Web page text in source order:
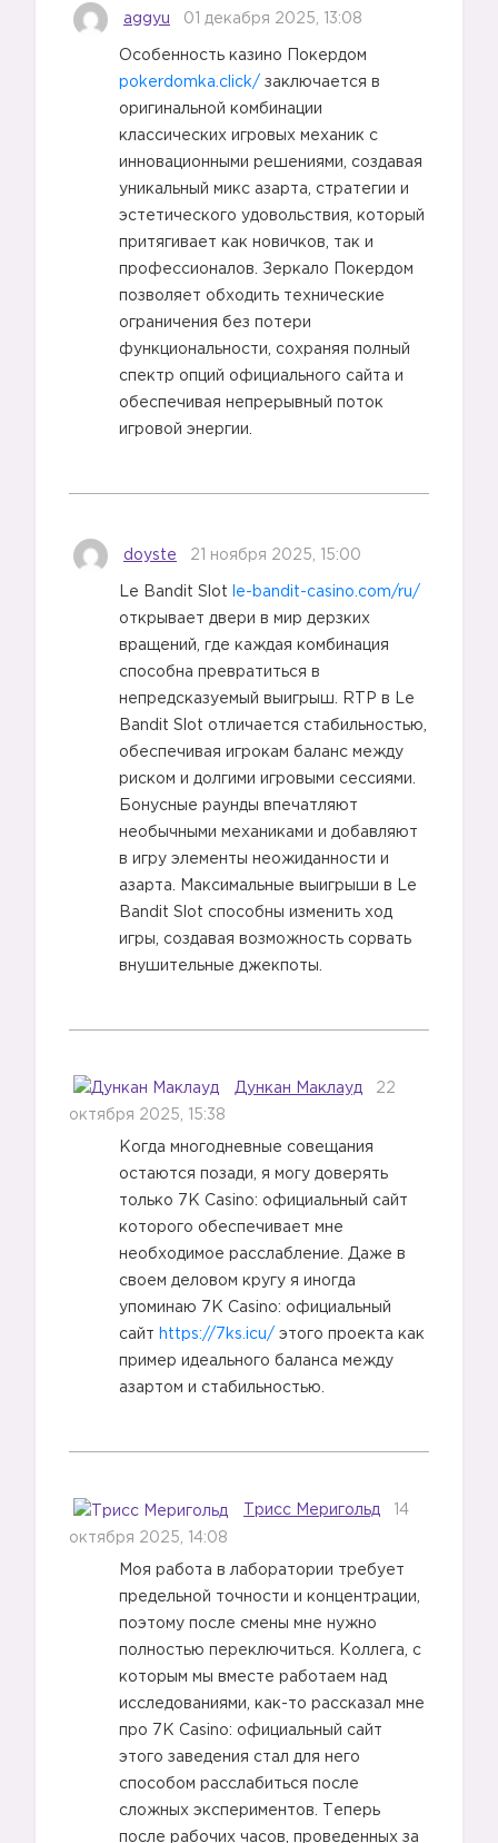
aggyu 01 декабря 2025, 13:08
Особенность казино Покердом
pokerdomka.click/ заключается в
оригинальной комбинации
классических игровых механик с
инновационными решениями, создавая
уникальный микс азарта, стратегии и
эстетического удовольствия, который
притягивает как новичков, так и
профессионалов. Зеркало Покердом
позволяет обходить технические
ограничения без потери
функциональности, сохраняя полный
спектр опций официального сайта и
обеспечивая непрерывный поток
игровой энергии.
doyste 21 ноября 2025, 15:00
Le Bandit Slot
le-bandit-casino.com/ru/
открывает двери в мир дерзких
вращений, где каждая комбинация
способна превратиться в
непредсказуемый выигрыш. RTP в Le
Bandit Slot отличается стабильностью,
обеспечивая игрокам баланс между
риском и долгими игровыми сессиями.
Бонусные раунды впечатляют
необычными механиками и добавляют
в игру элементы неожиданности и
азарта. Максимальные выигрыши в Le
Bandit Slot способны изменить ход
игры, создавая возможность сорвать
внушительные джекпоты.
Дункан Маклауд 22
октября 2025, 15:38
Когда многодневные совещания
остаются позади, я могу доверять
только 7K Casino: официальный сайт
которого обеспечивает мне
необходимое расслабление. Даже в
своем деловом кругу я иногда
упоминаю 7K Casino: официальный
сайт https://7ks.icu/ этого проекта как
пример идеального баланса между
азартом и стабильностью.
Трисс Меригольд 14
октября 2025, 14:08
Моя работа в лаборатории требует
предельной точности и концентрации,
поэтому после смены мне нужно
полностью переключиться. Коллега, с
которым мы вместе работаем над
исследованиями, как-то рассказал мне
про 7K Casino: официальный сайт
этого заведения стал для него
способом расслабиться после
сложных экспериментов. Теперь
после рабочих часов, проведенных за